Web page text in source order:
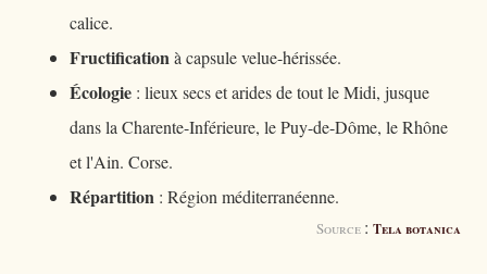
calice.
Fructificationà capsule velue-hérissée.
Écologie : lieux secs et arides de tout le Midi, jusque
dans la Charente-Inférieure, le Puy-de-Dôme, le Rhône
et l'Ain. Corse.
Répartition : Région méditerranéenne.
Source : Tela botanica